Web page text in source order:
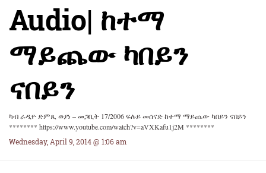
Audio| ከተማ
ማይጨው ካበይን
ናበይን
ካብ ራዲዮ ድምጺ ወያነ – መጋቢት 17/2006 ፍሉይ መሰናድ ከተማ ማይጨው ካበይን ናበይን
******** https://www.youtube.com/watch?v=aVXKafu1j2M ********
Wednesday, April 9, 2014 @ 1:06 am